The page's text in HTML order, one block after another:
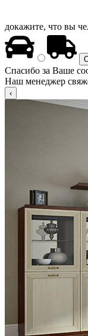
докажите, что вы
Спасибо за Ваше
Наш менеджер